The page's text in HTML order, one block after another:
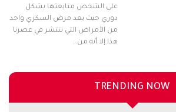
على الشخص متابعتها بشكل
دوري حيث يعد مرض السكري واحد
من الأمراض التي تنتشر في عصرنا
هذا إلا أنه من…
TRENDING NOW